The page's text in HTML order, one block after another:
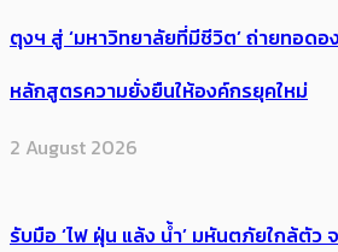
ตุงฯ สู่ ‘มหาวิทยาลัยที่มีชีวิต’ ถ่ายทอด
หลักสูตรความยั่งยืนให้องค์กรยุคใหม่
2 August 2026
รับมือ ‘ไฟ ฝุ่น แล้ง น้ำ’ มหันตภัยใกล้ตัว